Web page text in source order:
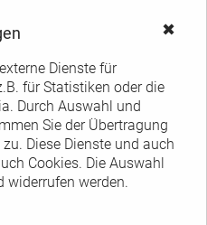
Dienste für
für Statistiken oder die
Durch Auswahl und
Sie der Übertragung
Diese Dienste und auch
Cookies. Die Auswahl
widerrufen werden.
✖